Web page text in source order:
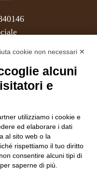
cookie non necessari ✕
alcuni
e
utilizziamo i cookie e
ed elaborare i dati
al sito web o la
rispettiamo il tuo diritto
consentire alcuni tipi di
saperne di più.